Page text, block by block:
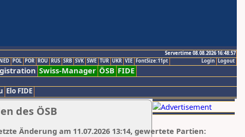
Servertime 08.08.2026 16:48:57
Logout
Login
POL POR ROU RUS SRB SVK SWE TUR UKR VIE FontSize:11pt
Swiss-Manager ÖSB FIDE
Elo FIDE
des ÖSB
Änderung am 11.07.2026 13:14, gewertete Partien: